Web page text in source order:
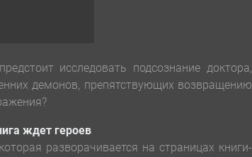
исследовать подсознание доктора,
демонов, препятствующих возвращению
ждет героев
разворачивается на страницах книги-